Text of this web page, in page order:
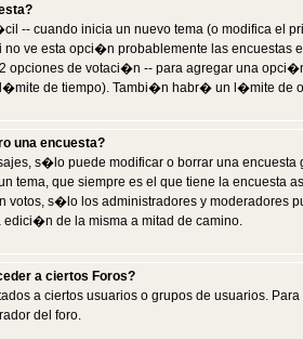
-- cuando inicia un nuevo tema (o modifica el
no ve esta opci�n probablemente las
opciones de votaci�n -- para agregar una
de tiempo). Tambi�n habr� un l�mite de
una encuesta?
s�lo puede modificar o borrar una
tema, que siempre es el que tiene la encuesta
votos, s�lo los administradores y moderadores
edici�n de la misma a mitad de camino.
a ciertos Foros?
a ciertos usuarios o grupos de usuarios.
del foro.